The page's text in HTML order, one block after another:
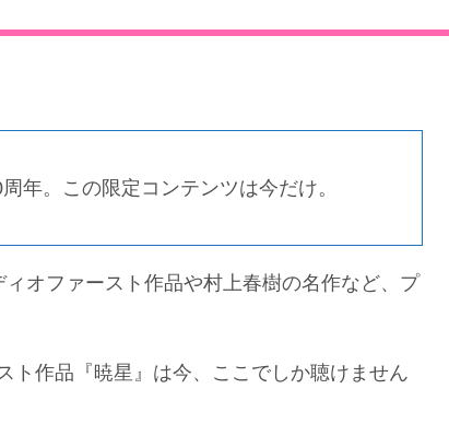
年。この限定コンテンツは今だけ。
オファースト作品や村上春樹の名作など、プ
ト作品『暁星』は今、ここでしか聴けません